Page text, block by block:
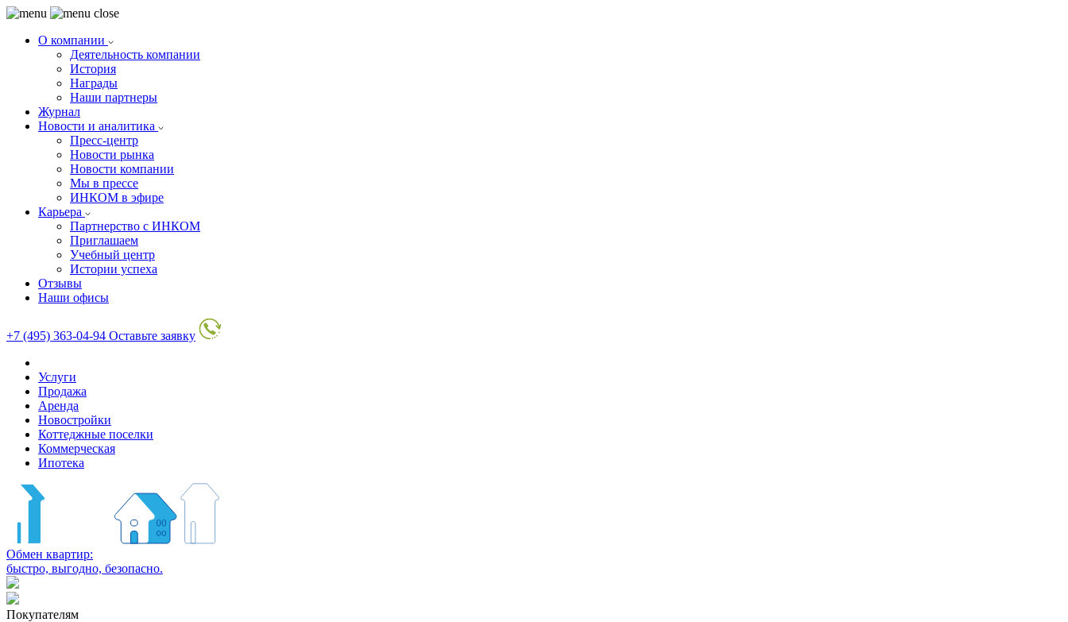
О компании
Деятельность компании
История
Награды
Наши партнеры
Журнал
Новости и аналитика
Пресс-центр
Новости рынка
Новости компании
Мы в прессе
ИНКОМ в эфире
Карьера
Партнерство с ИНКОМ
Приглашаем
Учебный центр
Истории успеха
Отзывы
Наши офисы
+7 (495) 363-04-94 Оставьте заявку
Услуги
Продажа
Аренда
Новостройки
Коттеджные поселки
Коммерческая
Ипотека
Обмен квартир:
быстро, выгодно, безопасно.
Покупателям